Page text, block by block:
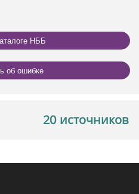
НББ
об ошибке
20 источников